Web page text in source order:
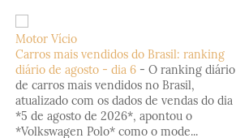
Motor Vício
Carros mais vendidos do Brasil: ranking
diário de agosto - dia 6 - O ranking diário
de carros mais vendidos no Brasil,
atualizado com os dados de vendas do dia
*5 de agosto de 2026*, apontou o
*Volkswagen Polo* como o mode...